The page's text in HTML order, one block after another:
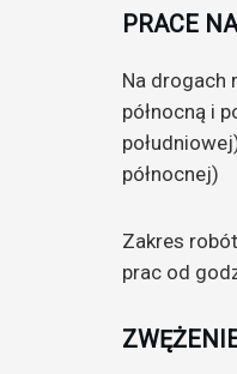
PRACE
Na drogach
północną i
północnej)
Zakres
prac od